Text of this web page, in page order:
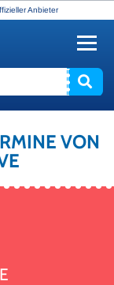
Anbieter
VON